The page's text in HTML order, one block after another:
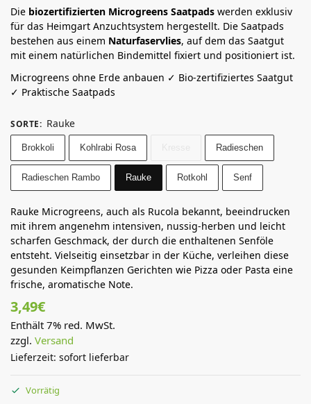
Die biozertifizierten Microgreens Saatpads werden exklusiv
für das Heimgart Anzuchtsystem hergestellt. Die Saatpads
bestehen aus einem Naturfaservlies, auf dem das Saatgut
mit einem natürlichen Bindemittel fixiert und positioniert ist.
Microgreens ohne Erde anbauen ✓ Bio-zertifiziertes Saatgut
✓ Praktische Saatpads
SORTE: Rauke
Brokkoli Kohlrabi Rosa Radieschen
Radieschen Rambo Rauke Rotkohl Senf
Rauke Microgreens, auch als Rucola bekannt, beeindrucken
mit ihrem angenehm intensiven, nussig-herben und leicht
scharfen Geschmack, der durch die enthaltenen Senföle
entsteht. Vielseitig einsetzbar in der Küche, verleihen diese
gesunden Keimpflanzen Gerichten wie Pizza oder Pasta eine
frische, aromatische Note.
3,49€
Enthält 7% red. MwSt.
zzgl. Versand
Lieferzeit: sofort lieferbar
Vorrätig